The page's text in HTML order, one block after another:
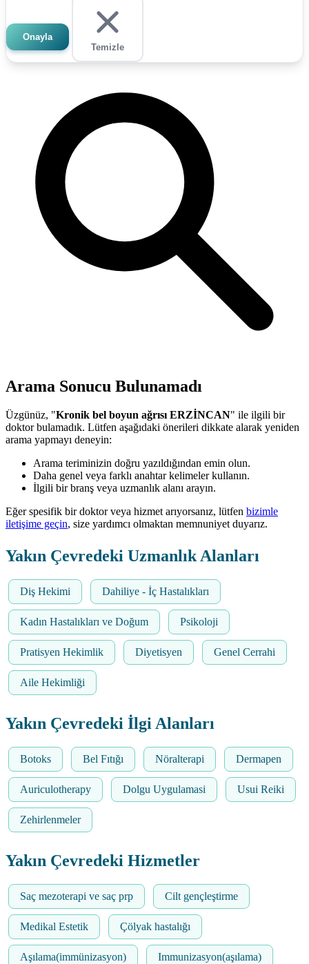
Onayla
Temizle
Arama Sonucu Bulunamadı
Üzgünüz, "Kronik bel boyun ağrısı ERZİNCAN" ile ilgili bir
doktor bulamadık. Lütfen aşağıdaki önerileri dikkate alarak yeniden
arama yapmayı deneyin:
Arama teriminizin doğru yazıldığından emin olun.
Daha genel veya farklı anahtar kelimeler kullanın.
İlgili bir branş veya uzmanlık alanı arayın.
Eğer spesifik bir doktor veya hizmet arıyorsanız, lütfen bizimle
iletişime geçin, size yardımcı olmaktan memnuniyet duyarız.
Yakın Çevredeki Uzmanlık Alanları
Diş Hekimi Dahiliye - İç Hastalıkları
Kadın Hastalıkları ve Doğum Psikoloji
Pratisyen Hekimlik Diyetisyen Genel Cerrahi
Aile Hekimliği
Yakın Çevredeki İlgi Alanları
Botoks Bel Fıtığı Nöralterapi Dermapen
Auriculotherapy Dolgu Uygulamasi Usui Reiki
Zehirlenmeler
Yakın Çevredeki Hizmetler
Saç mezoterapi ve saç prp Cilt gençleştirme
Medikal Estetik Çölyak hastalığı
Aşılama(immünizasyon) Immunizasyon(aşılama)